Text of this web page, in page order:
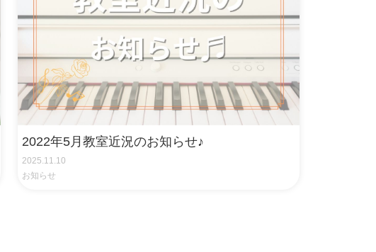
2022年5月教室近況のお知らせ♪
2025.11.10
お知らせ